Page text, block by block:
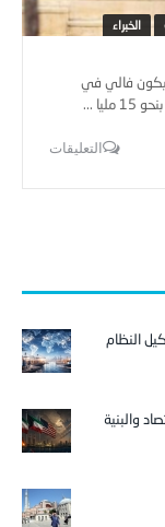
الخبراء
فالي في
...
التعليقات
النظام
والبنية